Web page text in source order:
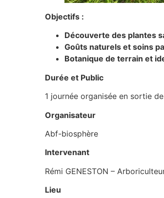
Objectifs :
Découverte des plantes
Goûts naturels et soins
Botanique de terrain et
Durée et Public
1 journée organisée en sortie
Organisateur
Abf-biosphère
Intervenant
Rémi GENESTON –
Lieu